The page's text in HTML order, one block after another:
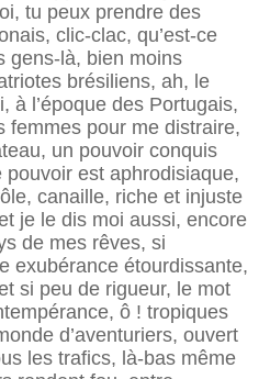
tu peux prendre des
clic-clac, qu’est-ce
gens-là, bien moins
brésiliens, ah, le
à l’époque des Portugais,
femmes pour me distraire,
un pouvoir conquis
est aphrodisiaque,
canaille, riche et injuste
je le dis moi aussi, encore
de mes rêves, si
exubérance étourdissante,
si peu de rigueur, le mot
ô ! tropiques
d’aventuriers, ouvert
les trafics, là-bas même